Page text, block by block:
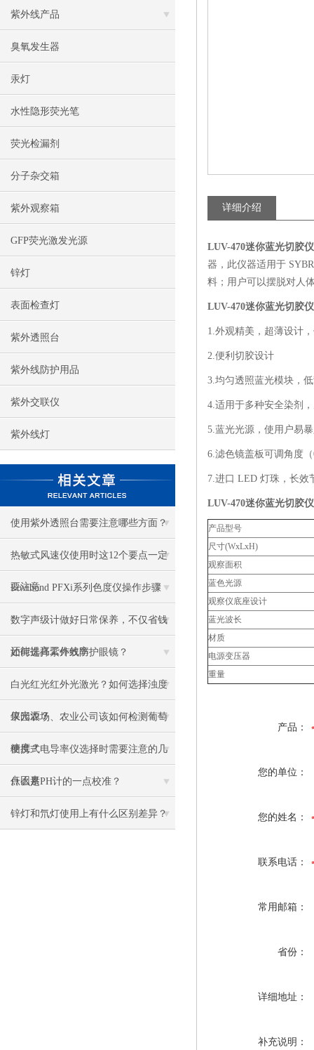
紫外线产品
臭氧发生器
汞灯
水性隐形荧光笔
荧光检漏剂
分子杂交箱
紫外观察箱
GFP荧光激发光源
锌灯
表面检查灯
紫外透照台
紫外线防护用品
紫外交联仪
紫外线灯
使用紫外透照台需要注意哪些方面？
热敏式风速仪使用时这12个要点一定
要注意
Lovibond PFXi系列色度仪操作步骤
数字声级计做好日常保养，不仅省钱
还能提高工作效率
如何选择紫外线防护眼镜？
白光红光红外光激光？如何选择浊度
仪光源？
果园农场、农业公司该如何检测葡萄
糖度？
便携式电导率仪选择时需要注意的几
点因素
什么是PH计的一点校准？
锌灯和氘灯使用上有什么区别差异？
详细介绍
LUV-470迷你蓝光切胶
器，此仪器适用于 SYBR
料；用户可以摆脱对人
LUV-470迷你蓝光切胶
1.外观精美，超薄设计
2.便利切胶设计
3.均匀透照蓝光模块，
4.适用于多种安全染剂
5.蓝光光源，使用户易
6.滤色镜盖板可调角度
7.进口 LED 灯珠，长效
LUV-470迷你蓝光切胶
产品型号
尺寸(WxLxH)
观察面积
蓝色光源
观察仪底座设计
蓝光波长
材质
电源变压器
重量
产品：
您的单位：
您的姓名：
联系电话：
常用邮箱：
省份：
详细地址：
补充说明：